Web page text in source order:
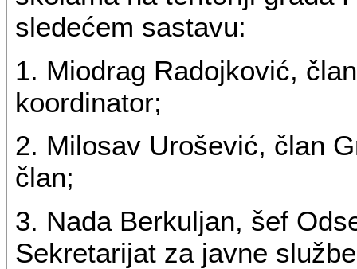
sledećem sastavu:
1. Miodrag Radojković,
koordinator;
2. Milosav Urošević, član
član;
3. Nada Berkuljan, šef
Sekretarijat za javne